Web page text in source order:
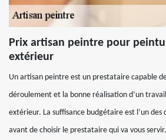
Prix artisan peintre pour
extérieur
Un artisan peintre est un prestataire capable
déroulement et la bonne réalisation d’un
extérieur. La suffisance budgétaire est l’un des
avant de choisir le prestataire qui va vous